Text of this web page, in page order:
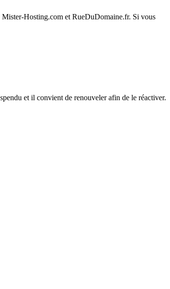
Mister-Hosting.com et RueDuDomaine.fr. Si vous
et il convient de renouveler afin de le réactiver.